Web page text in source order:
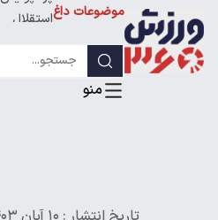
موضوعات داغپرسپولیس